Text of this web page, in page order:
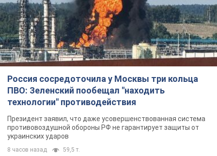
технологии" противодействия
Президент заявил, что даже усовершенствованная система
противовоздушной обороны РФ не гарантирует защиты от
украинских ударов
8 часов назад 59,5 т.
Украина приобрела у Турции 70 баллистических
ракет и многое другое вооружение: в Госдепе
США обнародовали список
Госдеп уже проинформировал об этом американский
Конгресс